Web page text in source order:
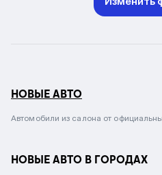
НОВЫЕ АВТО
Автомобили из салона от
НОВЫЕ АВТО В ГОРОДАХ